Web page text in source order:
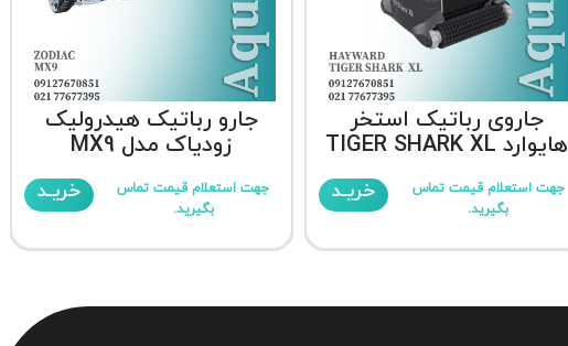
جاروی رباتیک استخر
هایوارد TIGER SHARK XL
جهت استعلام قیمت تماس
بگیرید.
خریـد
جارو رباتیک هیدرولیک
زودیاک مدل MX9
جهت استعلام قیمت تماس
بگیرید.
خریـد